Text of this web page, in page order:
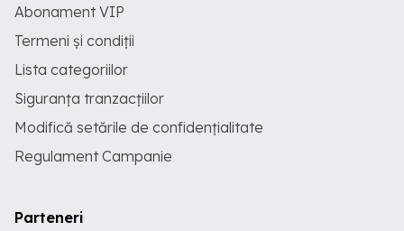
Abonament VIP
Termeni și condiții
Lista categoriilor
Siguranța tranzacțiilor
Modifică setările de confidențialitate
Regulament Campanie
Parteneri